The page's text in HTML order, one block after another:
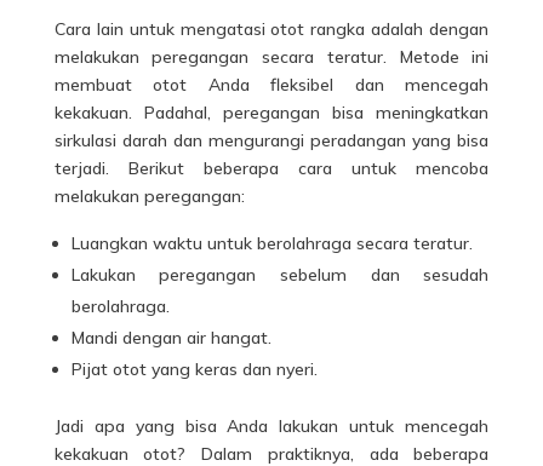
Cara lain untuk mengatasi otot rangka adalah dengan
melakukan peregangan secara teratur. Metode ini
membuat otot Anda fleksibel dan mencegah
kekakuan. Padahal, peregangan bisa meningkatkan
sirkulasi darah dan mengurangi peradangan yang bisa
terjadi. Berikut beberapa cara untuk mencoba
melakukan peregangan:
Luangkan waktu untuk berolahraga secara teratur.
Lakukan peregangan sebelum dan sesudah
berolahraga.
Mandi dengan air hangat.
Pijat otot yang keras dan nyeri.
Jadi apa yang bisa Anda lakukan untuk mencegah
kekakuan otot? Dalam praktiknya, ada beberapa